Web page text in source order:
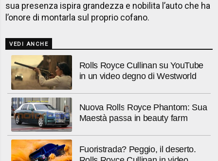
sua presenza ispira grandezza e nobilita l’auto che ha
l’onore di montarla sul proprio cofano.
VEDI ANCHE
Rolls Royce Cullinan su YouTube
in un video degno di Westworld
Nuova Rolls Royce Phantom: Sua
Maestà passa in beauty farm
Fuoristrada? Peggio, il deserto.